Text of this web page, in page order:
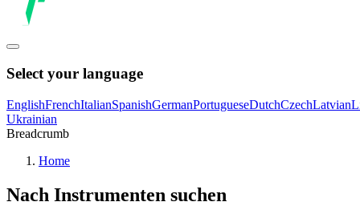
Select your language
EnglishFrenchItalianSpanishGermanPortugueseDutchCzechLatvian
Ukrainian
Breadcrumb
Home
Nach Instrumenten suchen